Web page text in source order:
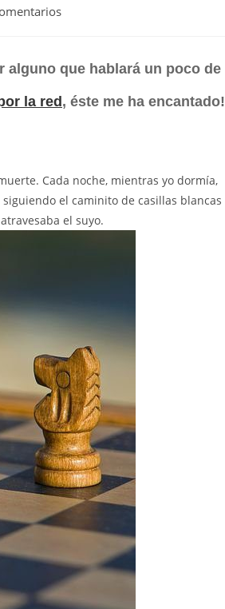
alguno que hablará un poco de
la red, éste me ha encantado!
Cada noche, mientras yo dormía,
el caminito de casillas blancas
el suyo.